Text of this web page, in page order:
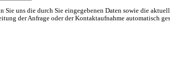
Sie uns die durch Sie eingegebenen Daten sowie die
der Anfrage oder der Kontaktaufnahme automatisch